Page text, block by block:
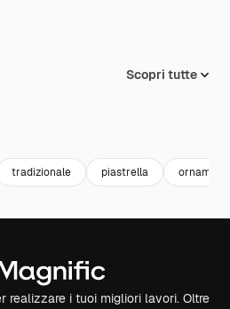
Scopri tutte
tradizionale piastrella
realizzare i tuoi migliori lavori. Oltre